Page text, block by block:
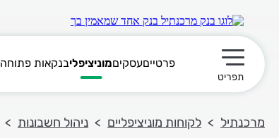
תפריט ראשי
תפריט
פרטייםעסקיםמוניציפליבנקאות פתוחה
מרכנתיל לקוחות מוניציפליים ניהול חשבונות